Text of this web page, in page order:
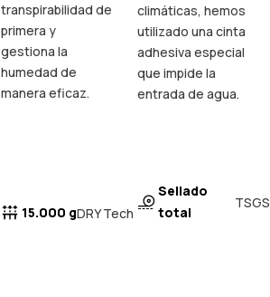
transpirabilidad de
primera y
gestiona la
humedad de
manera eficaz.
15.000 gDRY Tech
climáticas, hemos
utilizado una cinta
adhesiva especial
que impide la
entrada de agua.
Sellado
total
TSGS